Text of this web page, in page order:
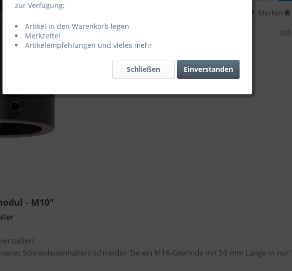
Merken
- M10"
Schneideisenhalters schneiden Sie ein M16-Gewinde mit 50 mm Länge in nur
zur Verfügung:
Artikel in den Warenkorb legen
Merkzettel
Artikelempfehlungen und vieles mehr
Einverstanden
Schließen